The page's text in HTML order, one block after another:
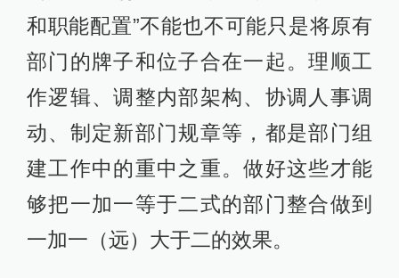
和职能配置”不能也不可能只是将原有
部门的牌子和位子合在一起。理顺工
作逻辑、调整内部架构、协调人事调
动、制定新部门规章等，都是部门组
建工作中的重中之重。做好这些才能
够把一加一等于二式的部门整合做到
一加一（远）大于二的效果。